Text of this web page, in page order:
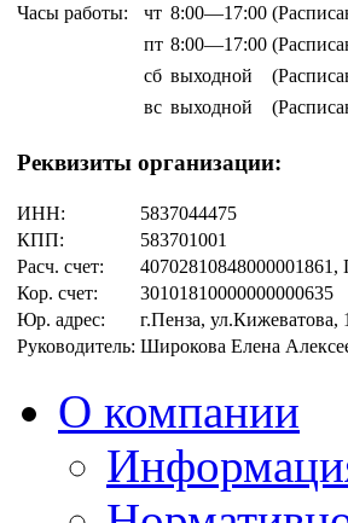
Часы работы: чт 8:00—17:00
пт 8:00—17:00
сб выходной
вс выходной
Реквизиты организации:
ИНН:
5837044475
КПП:
583701001
Расч. счет:
Кор. счет:
30101810000000000635
Юр. адрес:
г.Пенза, ул.Кижеватова,
Руководитель: Широкова Елена
О компании